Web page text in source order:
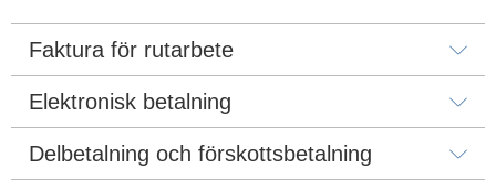
Faktura för rutarbete
Elektronisk betalning
Delbetalning och förskottsbetalning